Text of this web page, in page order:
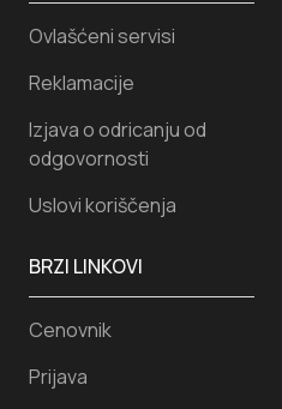
Ovlašćeni servisi
Reklamacije
Izjava o odricanju od
odgovornosti
Uslovi koriščenja
BRZI LINKOVI
Cenovnik
Prijava